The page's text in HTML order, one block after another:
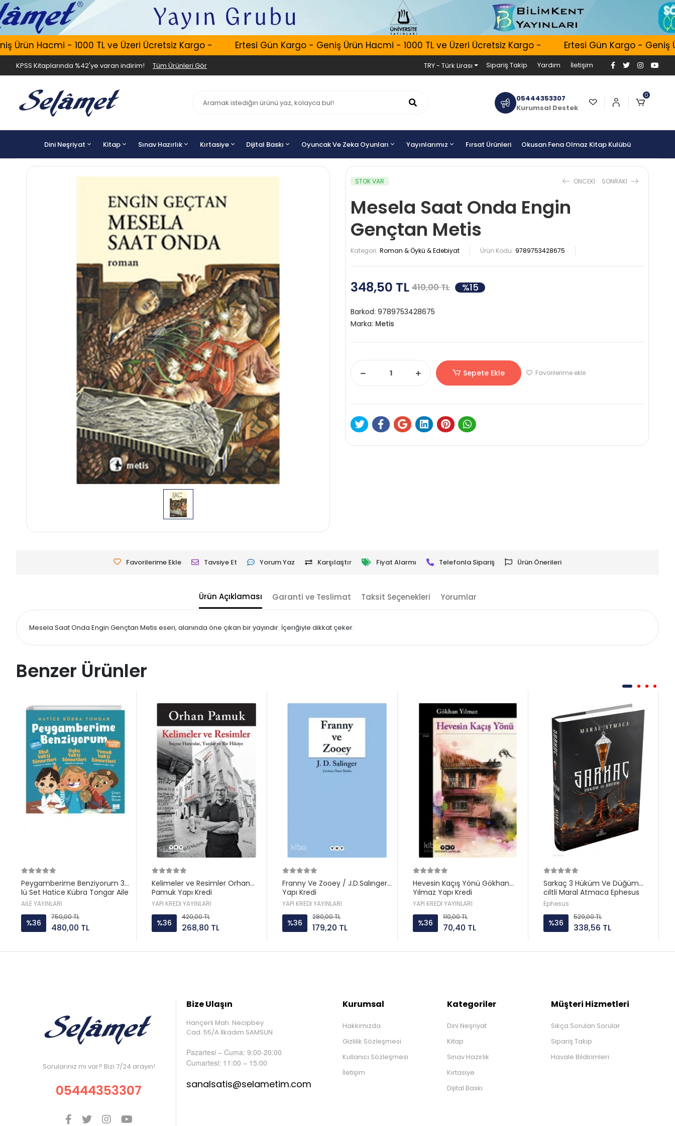
Hacmi - 1000 TL ve Üzeri Ücretsiz Kargo - Ertesi Gün Kargo - Geniş Ürün Hacmi - 1000 TL ve Üzeri Ücretsiz Kargo - Ertesi Gün Kargo - Geniş
KPSS Kitaplarında %42'ye varan indirim! Tüm Ürünleri Gör TRY - Türk Lirası Sipariş Takip Yardım İletişim
05444353307
Kurumsal Destek
0
Dini Neşriyat Kitap Sınav Hazırlık Kırtasiye Dijital Baskı Oyuncak Ve Zeka Oyunları Yayınlarımız Fırsat Ürünleri Okusan Fena Olmaz Kitap Kulübü
STOK VAR ONCEKI SONRAKI
Mesela Saat Onda Engin
Gençtan Metis
Kategori: Roman & Öykü & Edebiyat Ürün Kodu: 9789753428675
348,50 TL 410,00 TL %15
Barkod: 9789753428675
Marka: Metis
Sepete Ekle Favorilerime ekle
Favorilerime Ekle Tavsiye Et Yorum Yaz Karşılaştır Fiyat Alarmı Telefonla Sipariş Ürün Önerileri
Ürün Açıklaması Garanti ve Teslimat Taksit Seçenekleri Yorumlar
Mesela Saat Onda Engin Gençtan Metis eseri, alanında öne çıkan bir yayındır. İçeriğiyle dikkat çeker.
Benzer Ürünler
Peygamberime Benziyorum 3
lü Set Hatice Kübra Tongar Aile
Yayın
AİLE YAYINLARI
%36
750,00 TL
480,00 TL
Kelimeler ve Resimler Orhan
Pamuk Yapı Kredi
YAPI KREDİ YAYINLARI
%36
420,00 TL
268,80 TL
Franny Ve Zooey / J.D.Salınger
Yapı Kredi
YAPI KREDİ YAYINLARI
%36
280,00 TL
179,20 TL
Hevesin Kaçış Yönü Gökhan
Yılmaz Yapı Kredi
YAPI KREDİ YAYINLARI
%36
110,00 TL
70,40 TL
Sarkaç 3 Hüküm Ve Düğüm
ciltli Maral Atmaca Ephesus
Ephesus
%36
529,00 TL
338,56 TL
Sorularınız mı var? Bizi 7/24 arayın!
05444353307
Bize Ulaşın
Hançerli Mah. Necipbey
Cad. 55/A İlkadım SAMSUN
Pazartesi – Cuma: 9:00-20:00
Cumartesi: 11:00 – 15:00
sanalsatis@selametim.com
Kurumsal
Hakkımızda
Gizlilik Sözleşmesi
Kullanıcı Sözleşmesi
İletişim
Kategoriler
Dini Neşriyat
Kitap
Sınav Hazırlık
Kırtasiye
Dijital Baskı
Müşteri Hizmetleri
Sıkça Sorulan Sorular
Sipariş Takip
Havale Bildirimleri